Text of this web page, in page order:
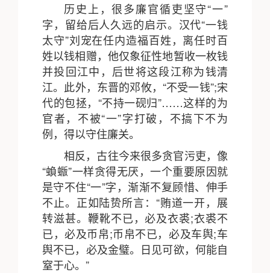
历史上，很多廉官循吏坚守“一”
字，留给后人久远的启示。汉代“一钱
太守”刘宠在任内造福百姓，离任时百
姓以钱相赠，他仅象征性地暂收一枚钱
并投回江中，后世将这段江称为钱清
江。此外，东晋的邓攸，“不受一钱”;宋
代的包拯，“不持一砚归”……这样的为
官者，不被“一”字打破，不搞下不为
例，得以守住廉关。
相反，古往今来很多贪官污吏，像
“蝜蝂”一样贪得无厌，一个重要原因就
是守不住“一”字，渐渐不复顾惜、伸手
不止。正如陆贽所言：“贿道一开，展
转滋甚。鞭靴不已，必及衣裘;衣裘不
已，必及币帛;币帛不已，必及车舆;车
舆不已，必及金璧。日见可欲，何能自
窒于心。”